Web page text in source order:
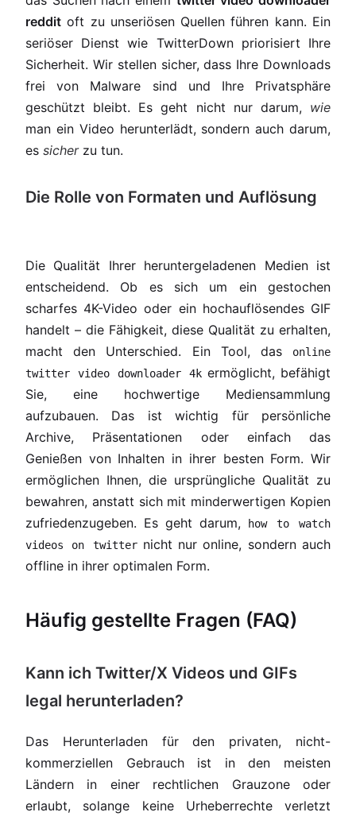
reddit oft zu unseriösen Quellen führen kann. Ein
seriöser Dienst wie TwitterDown priorisiert Ihre
Sicherheit. Wir stellen sicher, dass Ihre Downloads
frei von Malware sind und Ihre Privatsphäre
geschützt bleibt. Es geht nicht nur darum, wie
man ein Video herunterlädt, sondern auch darum,
es sicherzu tun.
Die Rolle von Formaten und Auflösung
Die Qualität Ihrer heruntergeladenen Medien ist
entscheidend. Ob es sich um ein gestochen
scharfes 4K-Video oder ein hochauflösendes GIF
handelt – die Fähigkeit, diese Qualität zu erhalten,
macht den Unterschied. Ein Tool, das
online
twitter video downloader 4k ermöglicht, befähigt
Sie, eine hochwertige Mediensammlung
aufzubauen. Das ist wichtig für persönliche
Archive, Präsentationen oder einfach das
Genießen von Inhalten in ihrer besten Form. Wir
ermöglichen Ihnen, die ursprüngliche Qualität zu
bewahren, anstatt sich mit minderwertigen Kopien
zufriedenzugeben. Es geht darum,
how to watch
videos on twitternicht nur online, sondern auch
offline in ihrer optimalen Form.
Häufig gestellte Fragen (FAQ)
Kann ich Twitter/X Videos und GIFs
legal herunterladen?
Das Herunterladen für den privaten, nicht-
kommerziellen Gebrauch ist in den meisten
Ländern in einer rechtlichen Grauzone oder
erlaubt, solange keine Urheberrechte verletzt